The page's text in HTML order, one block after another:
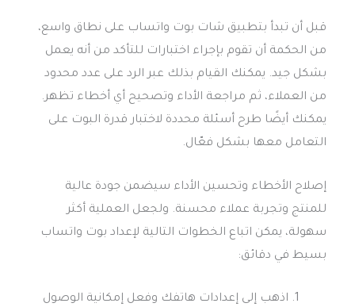
قبل أن تبدأ بتطبيق شات بوت واتساب على نطاق واسع،
من الحكمة أن تقوم بإجراء اختبارات للتأكد من أنه يعمل
بشكل جيد. يمكنك القيام بذلك عبر الرد على عدد محدود
من العملاء، ثم مراجعة الأداء وتصحيح أي أخطاء تظهر.
يمكنك أيضًا طرح أسئلة محددة لاختبار قدرة البوت على
التعامل معها بشكل فعّال.
إصلاح الأخطاء وتحسين الأداء سيضمن جودة عالية
للمنتج وتجربة عملاء محسنة. ولجعل العملية أكثر
سهولة، يمكن اتباع الخطوات التالية لإعداد بوت واتساب
بسيط في دقائق:
اذهب إلى إعدادات هاتفك وفعل إمكانية الوصول